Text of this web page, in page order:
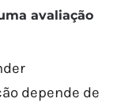
avaliação
depende de